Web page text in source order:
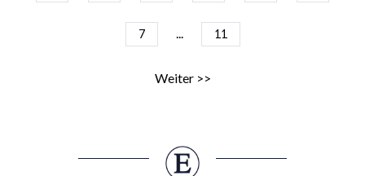
7 ... 11
Weiter >>